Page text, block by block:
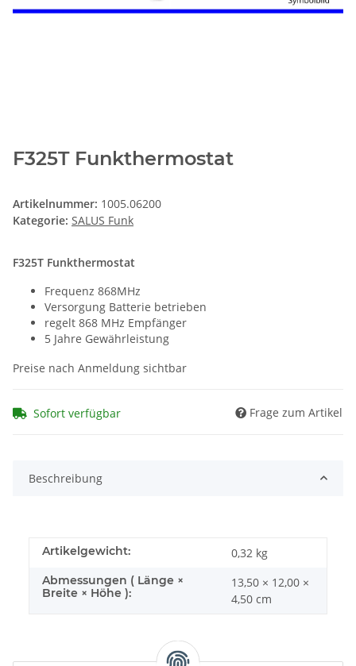
F325T Funkthermostat
Artikelnummer: 1005.06200
Kategorie: SALUS Funk
F325T Funkthermostat
Frequenz 868MHz
Versorgung Batterie betrieben
regelt 868 MHz Empfänger
5 Jahre Gewährleistung
Preise nach Anmeldung sichtbar
Sofort verfügbar Frage zum Artikel
Beschreibung
Artikelgewicht: 0,32 kg
Abmessungen ( Länge ×
Breite × Höhe ):
13,50 × 12,00 ×
4,50 cm